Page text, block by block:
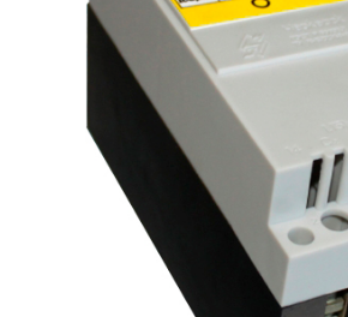
(Филиал
15.02.2022
Электро выиграла тендер на
поставку деревянных опор ЛЭП
складского оперативного
V.»
малого